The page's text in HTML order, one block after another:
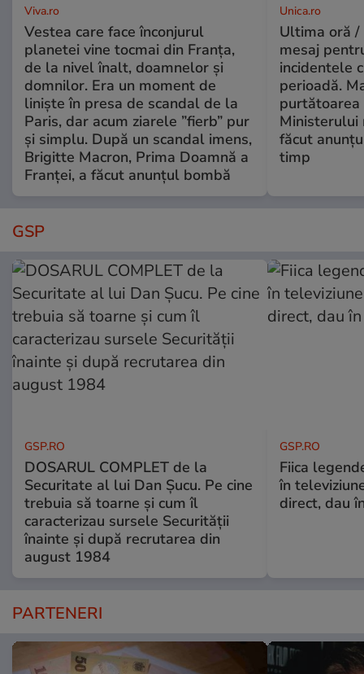
Viva.ro
Vestea care face înconjurul
planetei vine tocmai din Franța,
de la nivel înalt, doamnelor și
domnilor. Era un moment de
liniște în presa de scandal de la
Paris, dar acum ziarele ”fierb” pur
și simplu. După un scandal imens,
Brigitte Macron, Prima Doamnă a
Franței, a făcut anunțul bombă
Unica.ro
Ultima oră /
mesaj
incidentele
perioadă.
purtătoarea
Ministerului
făcut
timp
GSP
GSP.RO
DOSARUL COMPLET de la
Securitate al lui Dan Șucu. Pe cine
trebuia să toarne și cum îl
caracterizau sursele Securității
înainte și după recrutarea din
august 1984
GSP.RO
Fiica
în
direct, dau
PARTENERI